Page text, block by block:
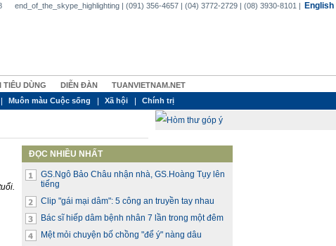
| (091) 356-4657 | (04) 3772-2729 | (08) 3930-8101 |
TIÊU DÙNG DIỄN ĐÀN
TUANVIETNAM.NET
Muôn màu Cuộc sống Xã hội Chính trị
ĐỌC NHIỀU NHẤT
GS.Ngô Bảo Châu nhận nhà, GS.Hoàng Tụy lên
tiếng
Clip "gái mại dâm": 5 công an truyền tay nhau
Bác sĩ hiếp dâm bệnh nhân 7 lần trong một đêm
Mệt mỏi chuyện bố chồng "để ý" nàng dâu